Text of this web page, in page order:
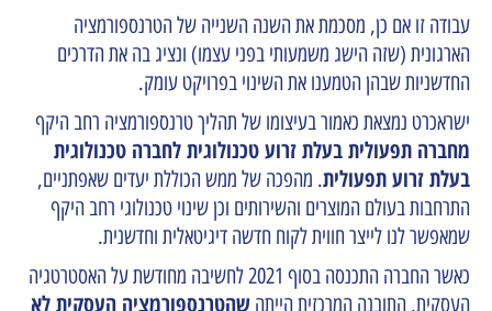
עבודה זו אם כן, מסכמת את השנה השנייה של הטרנספורמציה
הארגונית (שזה הישג משמעותי בפני עצמו) ונציג בה את הדרכים
החדשניות שבהן הטמענו את השינוי בפרויקט עומק.
ישראכרט נמצאת כאמור בעיצומו של תהליך טרנספורמציה רחב היקף
מחברה תפעולית בעלת זרוע טכנולוגית לחברה טכנולוגית
בעלת זרוע תפעולית. מהפכה של ממש הכוללת יעדים שאפתניים,
התרחבות בעולם המוצרים והשירותים וכן שינוי טכנולוגי רחב היקף
שמאפשר לנו לייצר חווית לקוח חדשה דיגיטאלית וחדשנית.
כאשר החברה התכנסה בסוף 2021 לחשיבה מחודשת על האסטרטגיה
העסקית, התובנה המרכזית הייתה שהטרנספורמציה העסקית לא